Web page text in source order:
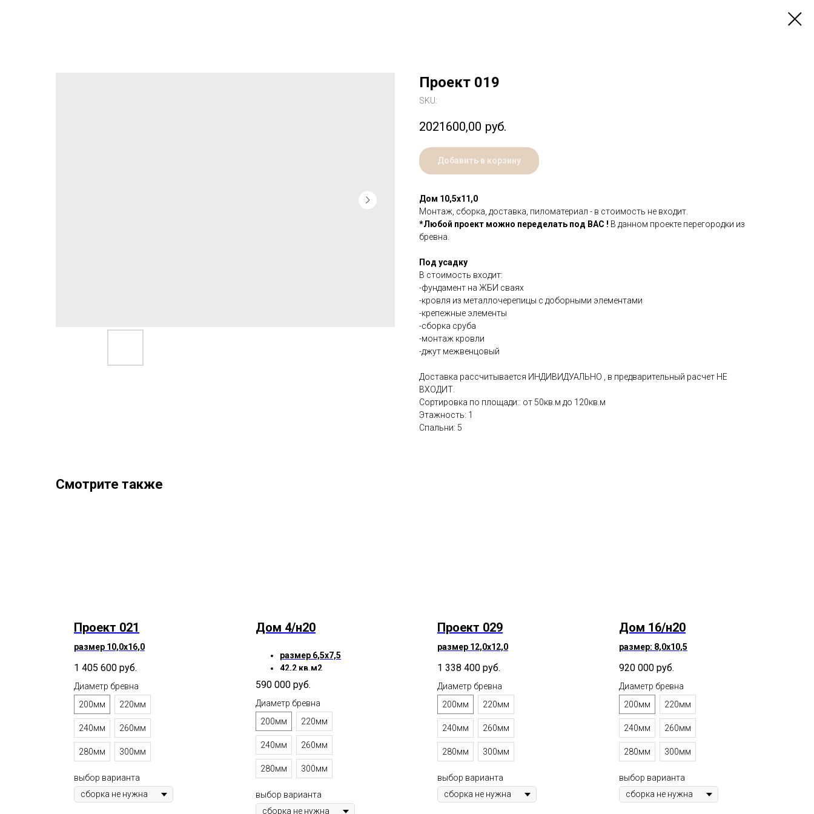
Проект 019
SKU:
2021600,00 руб.
Добавить в корзину
Дом 10,5х11,0
Монтаж, сборка, доставка, пиломатериал - в стоимость не входит.
*Любой проект можно переделать под ВАС ! В данном проекте перегородки из
бревна.
Под усадку
В стоимость входит:
-фундамент на ЖБИ сваях
-кровля из металлочерепицы с доборными элементами
-крепежные элементы
-сборка сруба
-монтаж кровли
-джут межвенцовый
Доставка рассчитывается ИНДИВИДУАЛЬНО , в предварительный расчет НЕ
ВХОДИТ.
Сортировка по площади:: от 50кв.м до 120кв.м
Этажность: 1
Спальни: 5
Смотрите также
Проект 021
размер 10,0х16,0
1 405 600 руб.
Диаметр бревна
200мм
220мм
240мм 260мм
280мм 300мм
выбор варианта
Дом 4/н20
размер 6,5х7,5
42,2 кв.м2
590 000 руб.
Диаметр бревна
200мм
220мм
240мм 260мм
280мм 300мм
выбор варианта
Проект 029
размер 12,0х12,0
1 338 400 руб.
Диаметр бревна
200мм
220мм
240мм 260мм
280мм 300мм
выбор варианта
Дом 16/н20
размер: 8,0х10,5
920 000 руб.
Диаметр бревна
200мм
220мм
240мм 260мм
280мм 300мм
выбор варианта